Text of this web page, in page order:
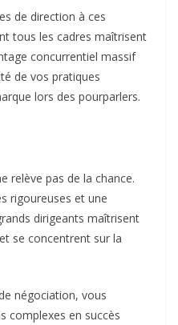
de direction à ces
tous les cadres maîtrisent
concurrentiel massif
de vos pratiques
lors des pourparlers.
relève pas de la chance.
rigoureuses et une
dirigeants maîtrisent
se concentrent sur la
négociation, vous
complexes en succès